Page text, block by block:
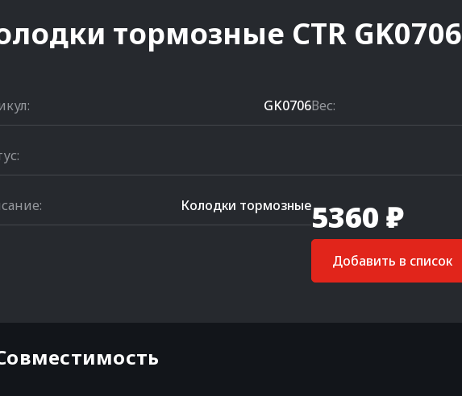
тормозные CTR GK0706
GK0706Вес:
Колодки тормозные5360 ₽
Добавить в список